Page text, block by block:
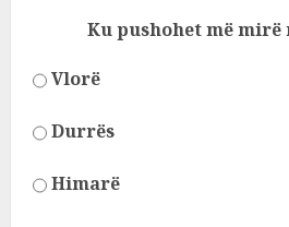
Ku pushohet më mirë
Vlorë
Durrës
Himarë